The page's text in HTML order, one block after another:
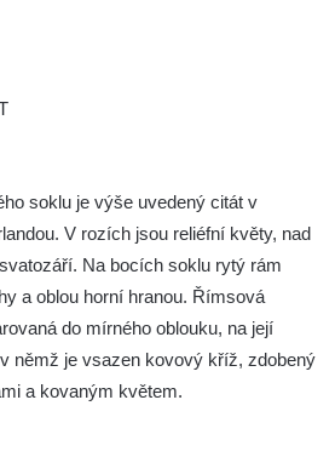
392 na rohu ulic Na
soklu je výše uvedený citát v
V rozích jsou reliéfní květy, nad
Na bocích soklu rytý rám
a oblou horní hranou. Římsová
do mírného oblouku, na její
němž je vsazen kovový kříž, zdobený
a kovaným květem.